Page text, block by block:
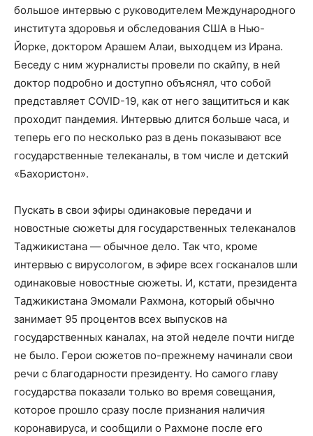
большое интервью с руководителем Международного
института здоровья и обследования США в Нью-
Йорке, доктором Арашем Алаи, выходцем из Ирана.
Беседу с ним журналисты провели по скайпу, в ней
доктор подробно и доступно объяснял, что собой
представляет COVID-19, как от него защититься и как
проходит пандемия. Интервью длится больше часа, и
теперь его по несколько раз в день показывают все
государственные телеканалы, в том числе и детский
«Бахористон».
Пускать в свои эфиры одинаковые передачи и
новостные сюжеты для государственных телеканалов
Таджикистана — обычное дело. Так что, кроме
интервью с вирусологом, в эфире всех госканалов шли
одинаковые новостные сюжеты. И, кстати, президента
Таджикистана Эмомали Рахмона, который обычно
занимает 95 процентов всех выпусков на
государственных каналах, на этой неделе почти нигде
не было. Герои сюжетов по-прежнему начинали свои
речи с благодарности президенту. Но самого главу
государства показали только во время совещания,
которое прошло сразу после признания наличия
коронавируса, и сообщили о Рахмоне после его